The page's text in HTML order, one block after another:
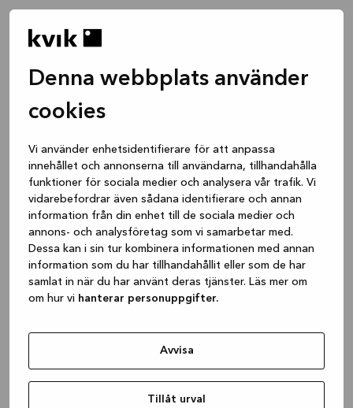
Denna webbplats använder
cookies
Vi använder enhetsidentifierare för att anpassa
innehållet och annonserna till användarna, tillhandahålla
funktioner för sociala medier och analysera vår trafik. Vi
vidarebefordrar även sådana identifierare och annan
information från din enhet till de sociala medier och
annons- och analysföretag som vi samarbetar med.
Dessa kan i sin tur kombinera informationen med annan
information som du har tillhandahållit eller som de har
samlat in när du har använt deras tjänster. Läs mer om
om hur vi hanterar personuppgifter.
Avvisa
Tillåt urval
(see the browser console for more
information).